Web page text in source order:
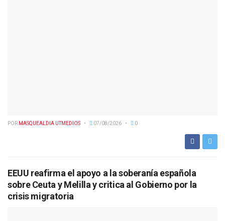
POR MASQUEALDIA UTMEDIOS 07/08/2026 0
EEUU reafirma el apoyo a la soberanía española
sobre Ceuta y Melilla y critica al Gobierno por la
crisis migratoria